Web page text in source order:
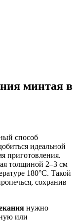
минтая в
способ
идеальной
приготовления.
толщиной 2–3 см
180°C. Такой
сохранив
нужно
или